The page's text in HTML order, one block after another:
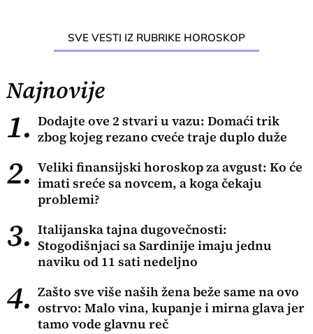
SVE VESTI IZ RUBRIKE HOROSKOP
Najnovije
1. Dodajte ove 2 stvari u vazu: Domaći trik
zbog kojeg rezano cveće traje duplo duže
2. Veliki finansijski horoskop za avgust: Ko će
imati sreće sa novcem, a koga čekaju
problemi?
3. Italijanska tajna dugovečnosti:
Stogodišnjaci sa Sardinije imaju jednu
naviku od 11 sati nedeljno
4. Zašto sve više naših žena beže same na ovo
ostrvo: Malo vina, kupanje i mirna glava jer
tamo vode glavnu reč